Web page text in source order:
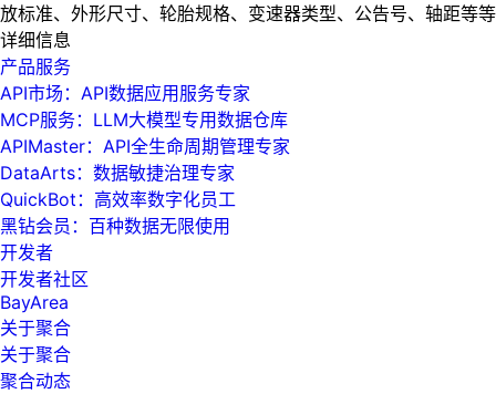
放标准、外形尺寸、轮胎规格、变速器类型、公告号、轴距等等
详细信息
产品服务
API市场：API数据应用服务专家
MCP服务：LLM大模型专用数据仓库
APIMaster：API全生命周期管理专家
DataArts：数据敏捷治理专家
QuickBot：高效率数字化员工
黑钻会员：百种数据无限使用
开发者
开发者社区
BayArea
关于聚合
关于聚合
聚合动态